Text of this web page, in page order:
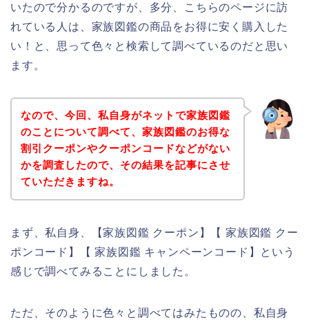
いたので分かるのですが、多分、こちらのページに訪
れている人は、家族図鑑の商品をお得に安く購入した
い！と、思って色々と検索して調べているのだと思い
ます。
なので、今回、私自身がネットで家族図鑑
のことについて調べて、家族図鑑のお得な
割引クーポンやクーポンコードなどがない
かを調査したので、その結果を記事にさせ
ていただきますね。
まず、私自身、【家族図鑑 クーポン】【 家族図鑑 クー
ポンコード】【 家族図鑑 キャンペーンコード】という
感じで調べてみることにしました。
ただ、そのように色々と調べてはみたものの、私自身